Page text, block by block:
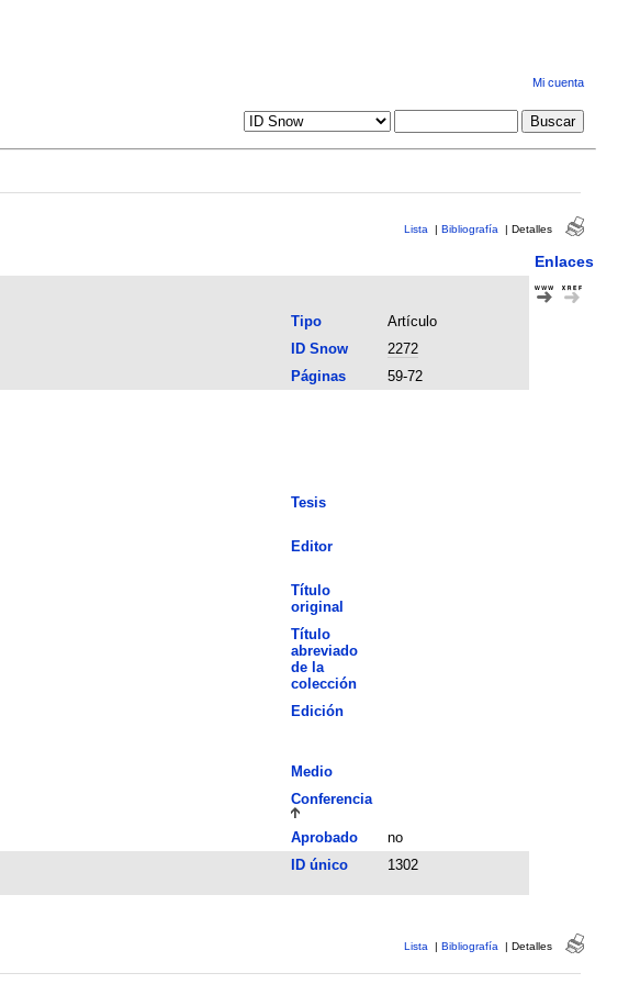
Mi cuenta
Lista | Bibliografía | Detalles
Enlaces
Tipo
Artículo
ID Snow
2272
Páginas
59-72
Tesis
Editor
Título
original
Título
abreviado
de la
colección
Edición
Medio
Conferencia
Aprobado
no
ID único 1302
Lista | Bibliografía | Detalles